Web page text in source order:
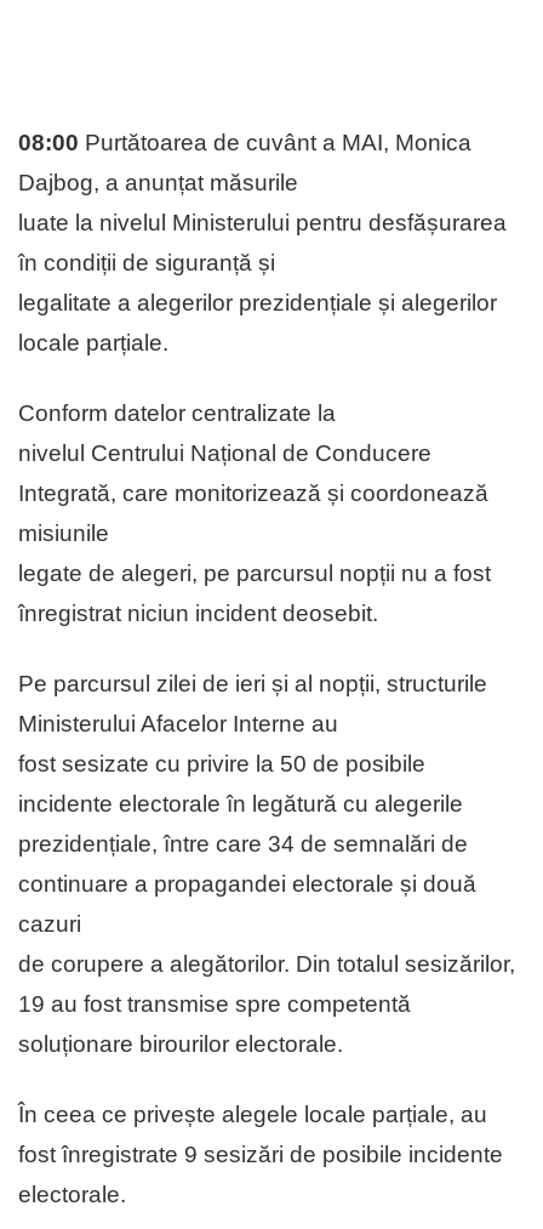
08:00 Purtătoarea de cuvânt a MAI, Monica
Dajbog, a anunțat măsurile
luate la nivelul Ministerului pentru desfășurarea
în condiții de siguranță și
legalitate a alegerilor prezidențiale și alegerilor
locale parțiale.
Conform datelor centralizate la
nivelul Centrului Național de Conducere
Integrată, care monitorizează și coordonează
misiunile
legate de alegeri, pe parcursul nopții nu a fost
înregistrat niciun incident deosebit.
Pe parcursul zilei de ieri și al nopții, structurile
Ministerului Afacelor Interne au
fost sesizate cu privire la 50 de posibile
incidente electorale în legătură cu alegerile
prezidențiale, între care 34 de semnalări de
continuare a propagandei electorale și două
cazuri
de corupere a alegătorilor. Din totalul sesizărilor,
19 au fost transmise spre competentă
soluționare birourilor electorale.
În ceea ce privește alegele locale parțiale, au
fost înregistrate 9 sesizări de posibile incidente
electorale.